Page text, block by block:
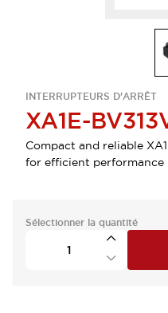
INTERRUPTEURS D'ARRÊT
XA1E-
Compact and reliable
for efficient performance
Sélectionner la quantité